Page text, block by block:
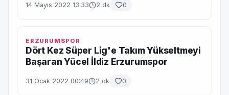
14 Mayıs 2022 13:33 2 dk 0
ERZURUMSPOR
Dört Kez Süper Lig'e Takım Yükseltmeyi
Başaran Yücel İldiz Erzurumspor
31 Ocak 2022 00:49 2 dk 0